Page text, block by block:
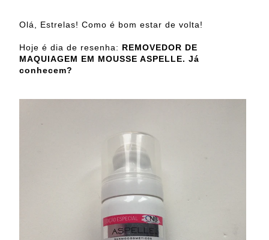
Olá, Estrelas! Como é bom estar de volta!
Hoje é dia de resenha: REMOVEDOR DE
MAQUIAGEM EM MOUSSE ASPELLE. Já
conhecem?